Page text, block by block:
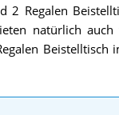
2 Regalen
natürlich
Beistelltisch